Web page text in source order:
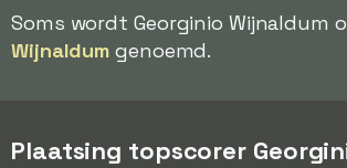
Soms wordt Georginio Wijnaldum
Wijnaldum genoemd.
Plaatsing topscorer